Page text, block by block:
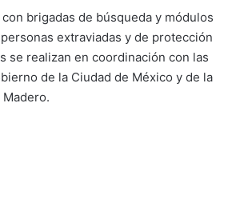
brigadas de búsqueda y módulos
extraviadas y de protección
se realizan en coordinación con las
de la Ciudad de México y de la
Madero.